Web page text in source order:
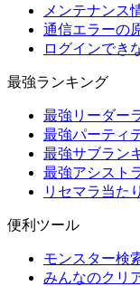
メンテナンス
通信エラーの
ログインでき
最強ランキング
最強リーダー
最強パーティ
最強サブラン
最強アシスト
リセマラ当た
便利ツール
モンスター検
みんなのクリ